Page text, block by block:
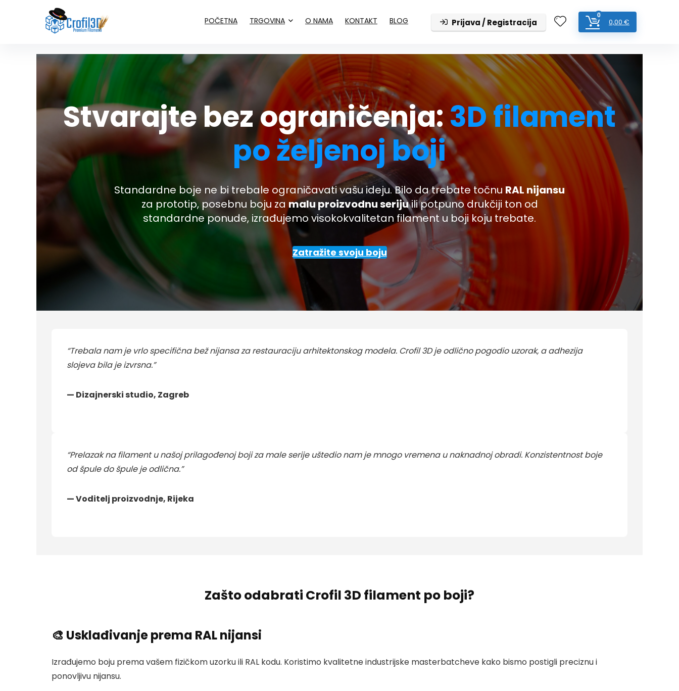
POČETNA TRGOVINA O NAMA KONTAKT BLOG Prijava / Registracija
0
0,00 €
Stvarajte bez ograničenja:3D filament
po željenoj boji
Standardne boje ne bi trebale ograničavati vašu ideju. Bilo da trebate točnu RAL nijansu
za prototip, posebnu boju zamalu proizvodnu serijuili potpuno drukčiji ton od
standardne ponude, izrađujemo visokokvalitetan filament u boji koju trebate.
Zatražite svoju boju
“Trebala nam je vrlo specifična bež nijansa za restauraciju arhitektonskog modela. Crofil 3D je odlično pogodio uzorak, a adhezija
slojeva bila je izvrsna.”
— Dizajnerski studio, Zagreb
“Prelazak na filament u našoj prilagođenoj boji za male serije uštedio nam je mnogo vremena u naknadnoj obradi. Konzistentnost boje
od špule do špule je odlična.”
— Voditelj proizvodnje, Rijeka
Zašto odabrati Crofil 3D filament po boji?
🎨 Usklađivanje prema RAL nijansi
Izrađujemo boju prema vašem fizičkom uzorku ili RAL kodu. Koristimo kvalitetne industrijske masterbatcheve kako bismo postigli preciznu i
ponovljivu nijansu.